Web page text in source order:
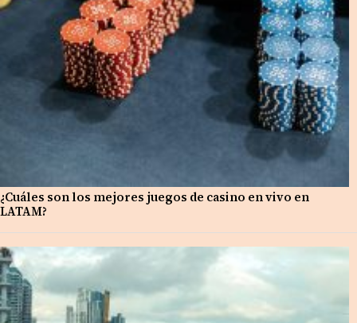
¿Cuáles son los mejores juegos de casino en vivo en
LATAM?